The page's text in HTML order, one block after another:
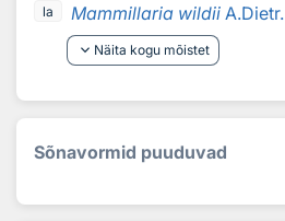
la Mammillaria wildii A.Dietr.
keyboard_arrow_down Näita kogu mõistet
Sõnavormid puuduvad